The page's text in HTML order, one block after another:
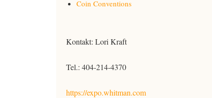
Coin Conventions
Kontakt: Lori Kraft
Tel.: 404-214-4370
https://expo.whitman.com